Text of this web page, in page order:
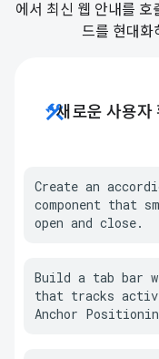
에서 최신 웹 안내를
드를 현대화
construction새로운 사용자
Create an
component that
open and close.
Build a tab bar
that tracks
Anchor